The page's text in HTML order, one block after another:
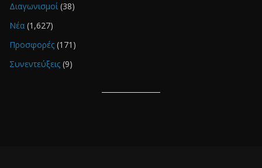
Διαγωνισμοί(38)
Νέα (1,627)
Προσφορές (171)
Συνεντεύξεις (9)